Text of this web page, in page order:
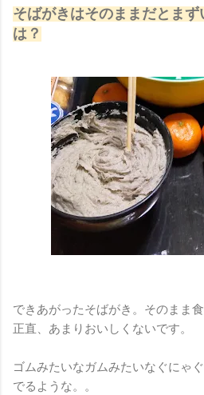
そばがきはそのままだとま
は？
できあがったそばがき。そのまま
正直、あまりおいしくないです。
ゴムみたいなガムみたいなぐにゃ
でるような。。